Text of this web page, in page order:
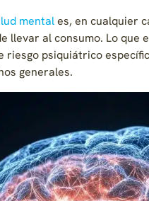
mentales, en cualquier
llevar al consumo. Lo que
psiquiátrico
generales.